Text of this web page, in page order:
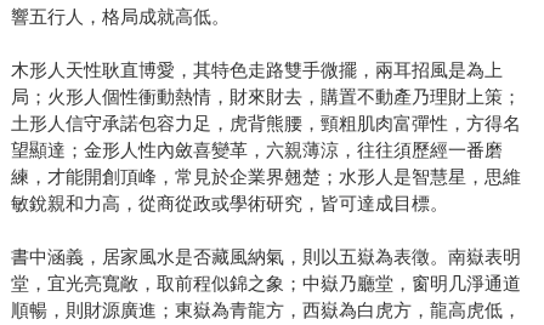
響五行人，格局成就高低。
木形人天性耿直博愛，其特色走路雙手微擺，兩耳招風是為上
局；火形人個性衝動熱情，財來財去，購置不動產乃理財上策；
土形人信守承諾包容力足，虎背熊腰，頸粗肌肉富彈性，方得名
望顯達；金形人性內斂喜變革，六親薄涼，往往須歷經一番磨
練，才能開創頂峰，常見於企業界翹楚；水形人是智慧星，思維
敏銳親和力高，從商從政或學術研究，皆可達成目標。
書中涵義，居家風水是否藏風納氣，則以五嶽為表徵。南嶽表明
堂，宜光亮寬敞，取前程似錦之象；中嶽乃廳堂，窗明几淨通道
順暢，則財源廣進；東嶽為青龍方，西嶽為白虎方，龍高虎低，